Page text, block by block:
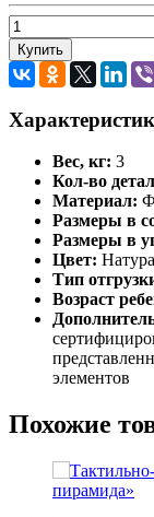
Купить
Вес, кг: 3
Кол-во
Материал:
Размеры в
Размеры в
Цвет:
Тип
Возраст
элементов
Похожие